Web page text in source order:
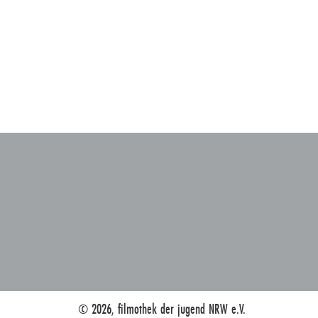
© 2026, filmothek der jugend NRW e.V.